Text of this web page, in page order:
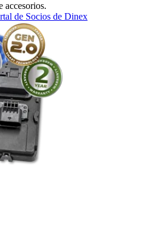
accesorios.
de Socios de Dinex